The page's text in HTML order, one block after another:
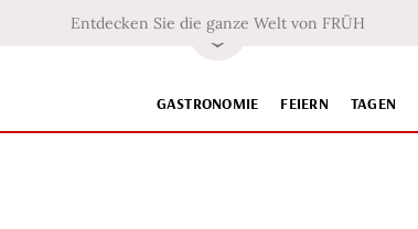
Entdecken Sie die ganze Welt von FRÜH
GASTRONOMIE FEIERN TAGEN